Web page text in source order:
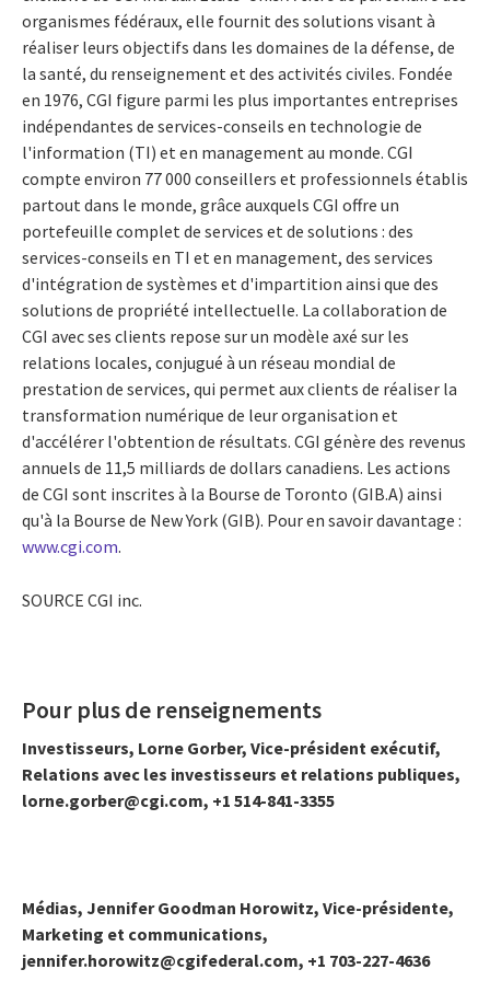
organismes fédéraux, elle fournit des solutions visant à
réaliser leurs objectifs dans les domaines de la défense, de
la santé, du renseignement et des activités civiles. Fondée
en 1976, CGI figure parmi les plus importantes entreprises
indépendantes de services-conseils en technologie de
l'information (TI) et en management au monde. CGI
compte environ 77 000 conseillers et professionnels établis
partout dans le monde, grâce auxquels CGI offre un
portefeuille complet de services et de solutions : des
services-conseils en TI et en management, des services
d'intégration de systèmes et d'impartition ainsi que des
solutions de propriété intellectuelle. La collaboration de
CGI avec ses clients repose sur un modèle axé sur les
relations locales, conjugué à un réseau mondial de
prestation de services, qui permet aux clients de réaliser la
transformation numérique de leur organisation et
d'accélérer l'obtention de résultats. CGI génère des revenus
annuels de 11,5 milliards de dollars canadiens. Les actions
de CGI sont inscrites à la Bourse de Toronto (GIB.A) ainsi
qu'à la Bourse de New York (GIB). Pour en savoir davantage :
www.cgi.com.
SOURCE CGI inc.
Pour plus de renseignements
Investisseurs, Lorne Gorber, Vice-président exécutif,
Relations avec les investisseurs et relations publiques,
lorne.gorber@cgi.com, +1 514-841-3355
Médias, Jennifer Goodman Horowitz, Vice-présidente,
Marketing et communications,
jennifer.horowitz@cgifederal.com, +1 703-227-4636